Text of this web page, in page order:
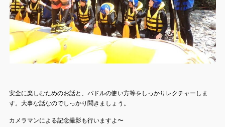
安全に楽しむためのお話と、パドルの使い方等をしっかりレクチャーしま
す。大事な話なのでしっかり聞きましょう。
カメラマンによる記念撮影も行いますよ〜